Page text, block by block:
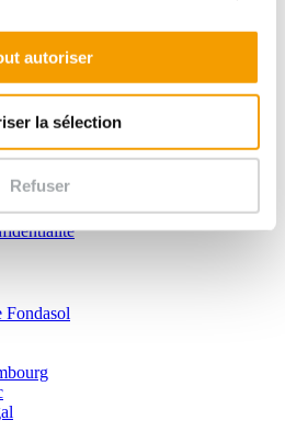
autoriser
la sélection
Refuser